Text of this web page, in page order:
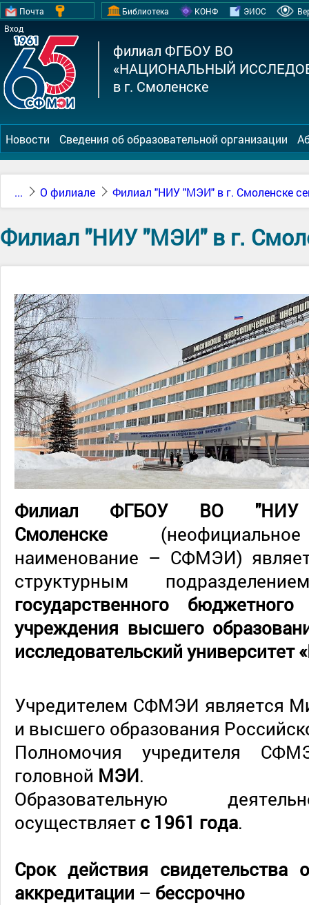
Почта
Вход
Библиотека КОНФ ЭИОС
филиал ФГБОУ ВО
«НАЦИОНАЛЬНЫЙ
в г. Смоленске
Новости Сведения об образовательной организации
... О филиале Филиал "НИУ "МЭИ" в г. Смоленске
Филиал "НИУ "МЭИ" в г.
Филиал ФГБОУ ВО
Смоленске
наименование – СФМЭИ)
структурным
государственного бюджетного
учреждения высшего
исследовательский университет
Учредителем СФМЭИ является
и высшего образования
Полномочия учредителя
головной МЭИ.
Образовательную
осуществляет с 1961 года.
Срок действия свидетельства
аккредитации – бессрочно